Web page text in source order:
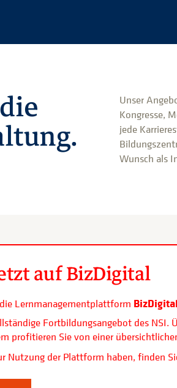
Unser
Kongresse,
jede
Wunsch als
auf BizDigital
Lernmanagementplattform BizDigital
Fortbildungsangebot des NSI.
profitieren Sie von einer
Nutzung der Plattform haben, finden